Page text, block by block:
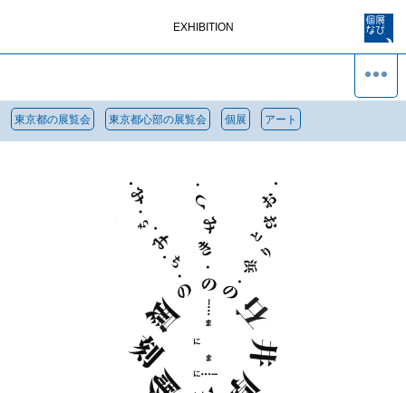
EXHIBITION
東京都の展覧会 東京都心部の展覧会 個展 アート